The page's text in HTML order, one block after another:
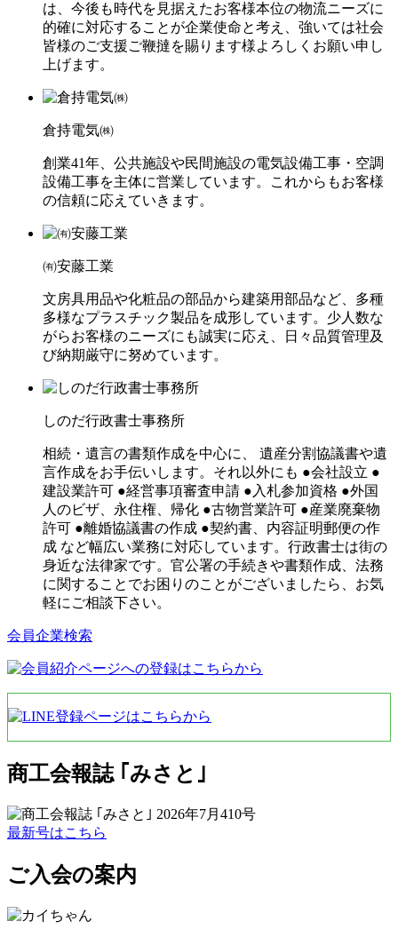
は、今後も時代を見据えたお客様本位の物流ニーズに
的確に対応することが企業使命と考え、強いては社会
皆様のご支援ご鞭撻を賜ります様よろしくお願い申し
上げます。
倉持電気㈱
創業41年、公共施設や民間施設の電気設備工事・空調
設備工事を主体に営業しています。これからもお客様
の信頼に応えていきます。
㈲安藤工業
文房具用品や化粧品の部品から建築用部品など、多種
多様なプラスチック製品を成形しています。少人数な
がらお客様のニーズにも誠実に応え、日々品質管理及
び納期厳守に努めています。
しのだ行政書士事務所
相続・遺言の書類作成を中心に、 遺産分割協議書や遺
言作成をお手伝いします。それ以外にも ●会社設立 ●
建設業許可 ●経営事項審査申請 ●入札参加資格 ●外国
人のビザ、永住権、帰化 ●古物営業許可 ●産業廃棄物
許可 ●離婚協議書の作成 ●契約書、内容証明郵便の作
成 など幅広い業務に対応しています。行政書士は街の
身近な法律家です。官公署の手続きや書類作成、法務
に関することでお困りのことがございましたら、お気
軽にご相談下さい。
会員企業検索
商工会報誌 ｢みさと｣
最新号はこちら
ご入会の案内